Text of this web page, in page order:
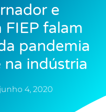
e
falam
pandemia
indústria
junho 4, 2020